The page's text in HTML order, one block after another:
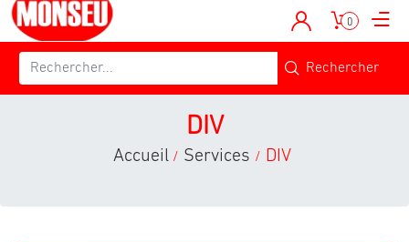
0
DIV
Accueil / Services / DIV